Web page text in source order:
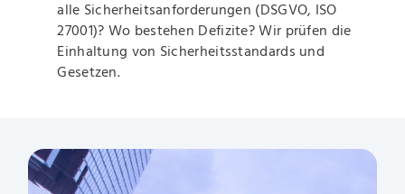
alle Sicherheitsanforderungen (DSGVO, ISO
27001)? Wo bestehen Defizite? Wir prüfen die
Einhaltung von Sicherheitsstandards und
Gesetzen.